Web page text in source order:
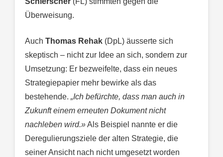
Überweisung.
Auch Thomas Rehak (DpL) äusserte sich
skeptisch – nicht zur Idee an sich, sondern zur
Umsetzung: Er bezweifelte, dass ein neues
Strategiepapier mehr bewirke als das
bestehende. „Ich befürchte, dass man auch in
Zukunft einem erneuten Dokument nicht
nachleben wird.»Als Beispiel nannte er die
Deregulierungsziele der alten Strategie, die
seiner Ansicht nach nicht umgesetzt worden